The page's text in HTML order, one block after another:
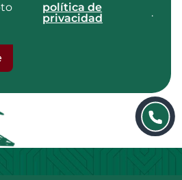
política de
privacidad
.